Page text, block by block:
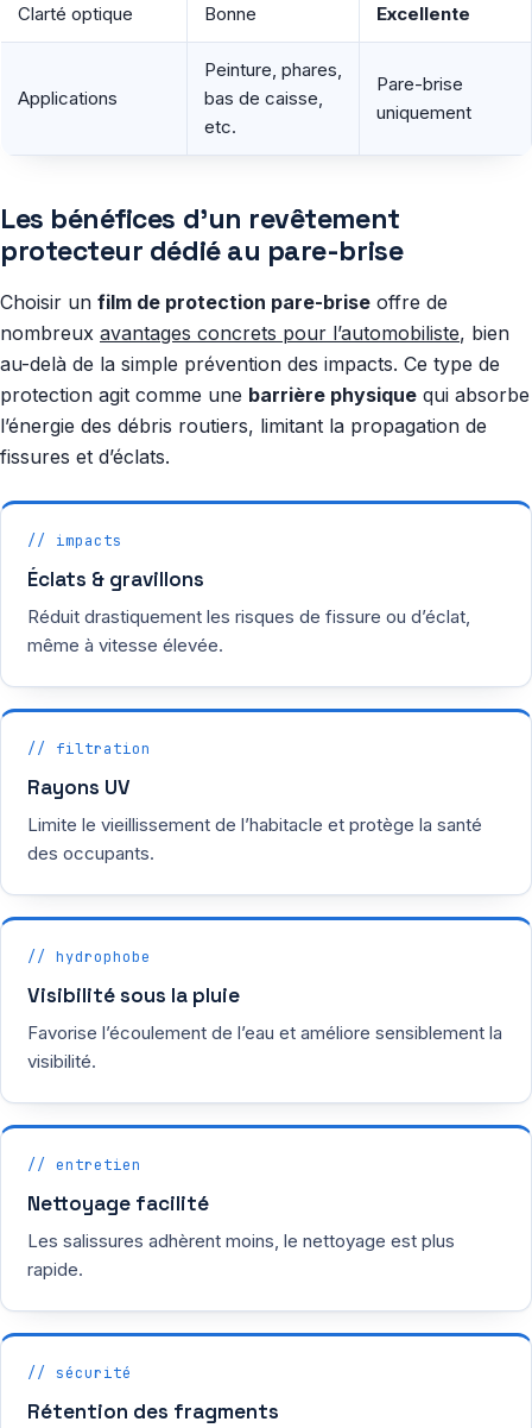
Clarté optique Bonne Excellente
Applications
Peinture, phares,
bas de caisse,
etc.
Pare-brise
uniquement
Les bénéfices d’un revêtement
protecteur dédié au pare-brise
Choisir un film de protection pare-brise offre de
nombreux avantages concrets pour l’automobiliste, bien
au-delà de la simple prévention des impacts. Ce type de
protection agit comme une barrière physique qui absorbe
l’énergie des débris routiers, limitant la propagation de
fissures et d’éclats.
// impacts
Éclats & gravillons
Réduit drastiquement les risques de fissure ou d’éclat,
même à vitesse élevée.
// filtration
Rayons UV
Limite le vieillissement de l’habitacle et protège la santé
des occupants.
// hydrophobe
Visibilité sous la pluie
Favorise l’écoulement de l’eau et améliore sensiblement la
visibilité.
// entretien
Nettoyage facilité
Les salissures adhèrent moins, le nettoyage est plus
rapide.
// sécurité
Rétention des fragments